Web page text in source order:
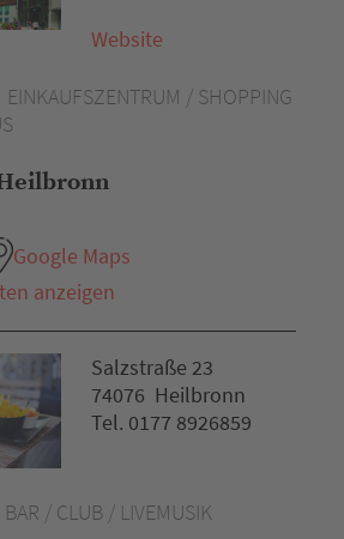
EINKAUFSZENTRUM / SHOPPING
Google Maps
anzeigen
Website
BAR / CLUB / LIVEMUSIK
Salzstraße 23
74076 Heilbronn
Tel. 0177 8926859